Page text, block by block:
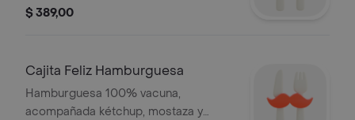
mostaza, cebolla. ¡La clásica Cajita
$ 389,00
Cajita Feliz Hamburguesa
Hamburguesa 100% vacuna,
acompañada kétchup, mostaza y